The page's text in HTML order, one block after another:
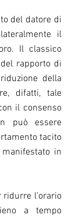
del datore di
il
Il classico
rapporto di
della
difatti, tale
il consenso
può essere
tacito
in
l’orario
a tempo